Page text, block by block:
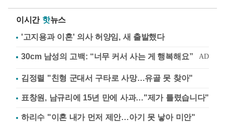
이시간 핫뉴스
'고지용과 이혼' 의사 허양임, 새 출발했다
김정렬 "친형 군대서 구타로 사망…유골 못 찾아"
표창원, 남규리에 15년 만에 사과…"제가 틀렸습니다"
하리수 "이혼 내가 먼저 제안…아기 못 낳아 미안"